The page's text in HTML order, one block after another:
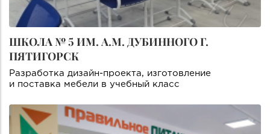
ШКОЛА № 5 ИМ. А.М. ДУБИННОГО Г.
ПЯТИГОРСК
Разработка дизайн-проекта, изготовление
и поставка мебели в учебный класс